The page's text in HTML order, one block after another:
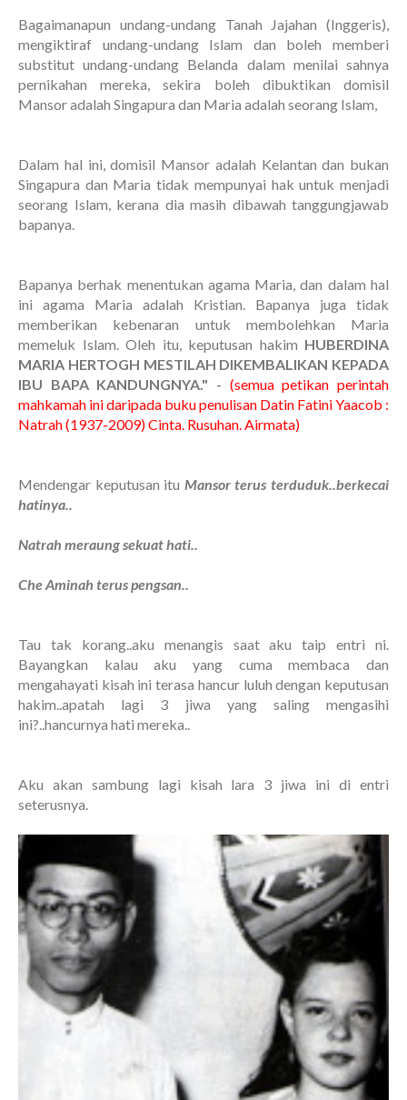
Bagaimanapun undang-undang Tanah Jajahan (Inggeris),
mengiktiraf undang-undang Islam dan boleh memberi
substitut undang-undang Belanda dalam menilai sahnya
pernikahan mereka, sekira boleh dibuktikan domisil
Mansor adalah Singapura dan Maria adalah seorang Islam,
Dalam hal ini, domisil Mansor adalah Kelantan dan bukan
Singapura dan Maria tidak mempunyai hak untuk menjadi
seorang Islam, kerana dia masih dibawah tanggungjawab
bapanya.
Bapanya berhak menentukan agama Maria, dan dalam hal
ini agama Maria adalah Kristian. Bapanya juga tidak
memberikan kebenaran untuk membolehkan Maria
memeluk Islam. Oleh itu, keputusan hakim HUBERDINA
MARIA HERTOGH MESTILAH DIKEMBALIKAN KEPADA
IBU BAPA KANDUNGNYA." - (semua petikan perintah
mahkamah ini daripada buku penulisan Datin Fatini Yaacob :
Natrah (1937-2009) Cinta. Rusuhan. Airmata)
Mendengar keputusan itu Mansor terus terduduk..berkecai
hatinya..
Natrah meraung sekuat hati..
Che Aminah terus pengsan..
Tau tak korang..aku menangis saat aku taip entri ni.
Bayangkan kalau aku yang cuma membaca dan
mengahayati kisah ini terasa hancur luluh dengan keputusan
hakim..apatah lagi 3 jiwa yang saling mengasihi
ini?..hancurnya hati mereka..
Aku akan sambung lagi kisah lara 3 jiwa ini di entri
seterusnya.